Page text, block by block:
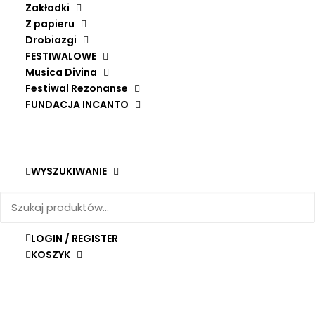
Zakładki
Z papieru
Drobiazgi
FESTIWALOWE
Musica Divina
Festiwal Rezonanse
FUNDACJA INCANTO
WYSZUKIWANIE
LOGIN / REGISTER
KOSZYK